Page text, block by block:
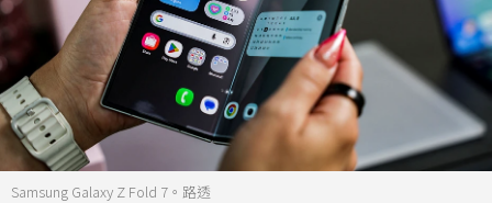
Samsung Galaxy Z Fold 7。路透